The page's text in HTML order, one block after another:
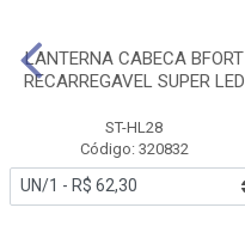
LANTERNA CABECA BFORT
RECARREGAVEL SUPER LED
ST-HL28
Código: 320832